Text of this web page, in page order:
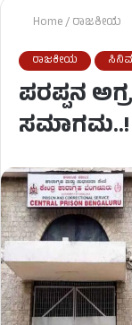
Home/ರಾಜಕೀಯ
ರಾಜಕೀಯ
ಪರಪ್ಪನ
ಸಮಾಗಮ..!